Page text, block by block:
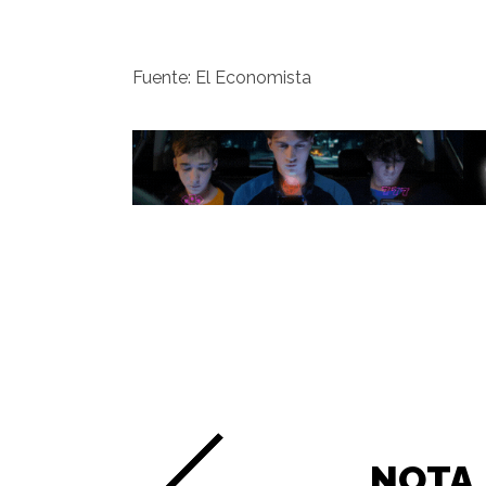
Fuente: El Economista